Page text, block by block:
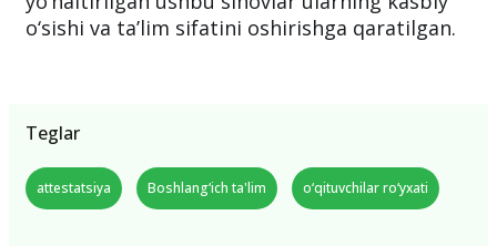
o‘sishi va ta’lim sifatini oshirishga qaratilgan.
Teglar
attestatsiya Boshlang‘ich ta'lim o‘qituvchilar ro‘yxati